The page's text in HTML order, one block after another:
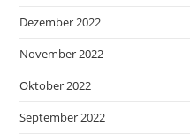
Dezember 2022
November 2022
Oktober 2022
September 2022